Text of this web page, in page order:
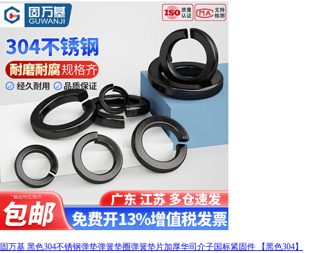
固万基 黑色304不锈钢弹垫弹簧垫圈弹簧垫片加厚华司介子国标紧固件 【黑色304】